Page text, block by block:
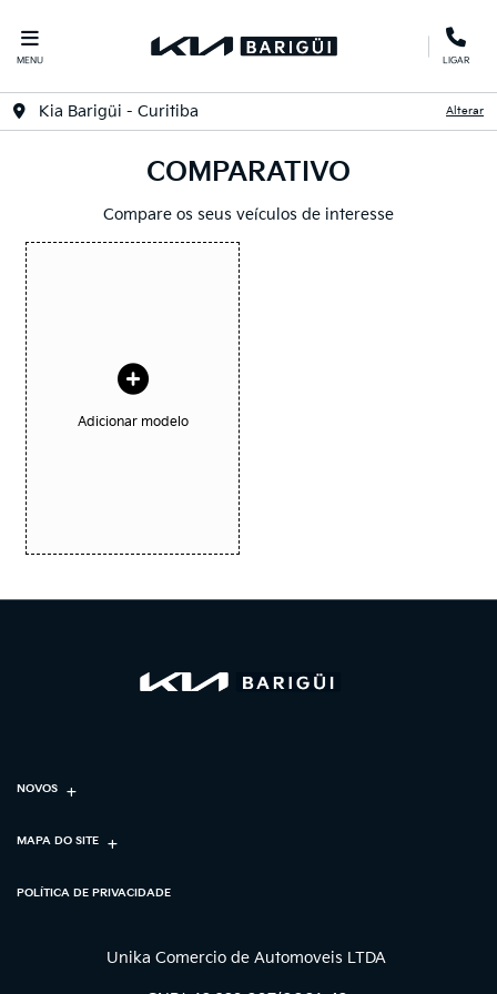
MENU LIGAR
Kia Barigüi - Curitiba Alterar
COMPARATIVO
Compare os seus veículos de interesse
Adicionar modelo
NOVOS
MAPA DO SITE
POLÍTICA DE PRIVACIDADE
Unika Comercio de Automoveis LTDA